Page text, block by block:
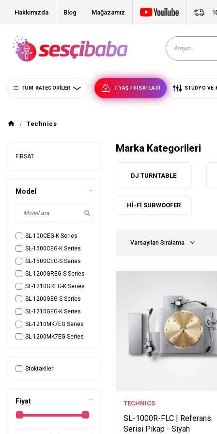
Hakkımızda Blog Mağazamız
TÜM KATEGORILER 7.YAŞ FIRSATLARI STÜDYO VE
Technics
FIRSAT
Model
SL-100CEG-K Series
SL-1500CEG-K Series
SL-1500CEG-S Series
SL-1200GREG-S Series
SL-1210GREG-K Series
SL-1200GEG-S Series
SL-1210GEG-K Series
SL-1210MK7EG Series
SL-1200MK7EG Series
SA-C600EG-K Series
Stoktakiler
Fiyat
Marka Kategorileri
DJ TURNTABLE
HI-FI SUBWOOFER
TECHNICS
SL-1000R-FLC | Referans
Serisi Pikap - Siyah